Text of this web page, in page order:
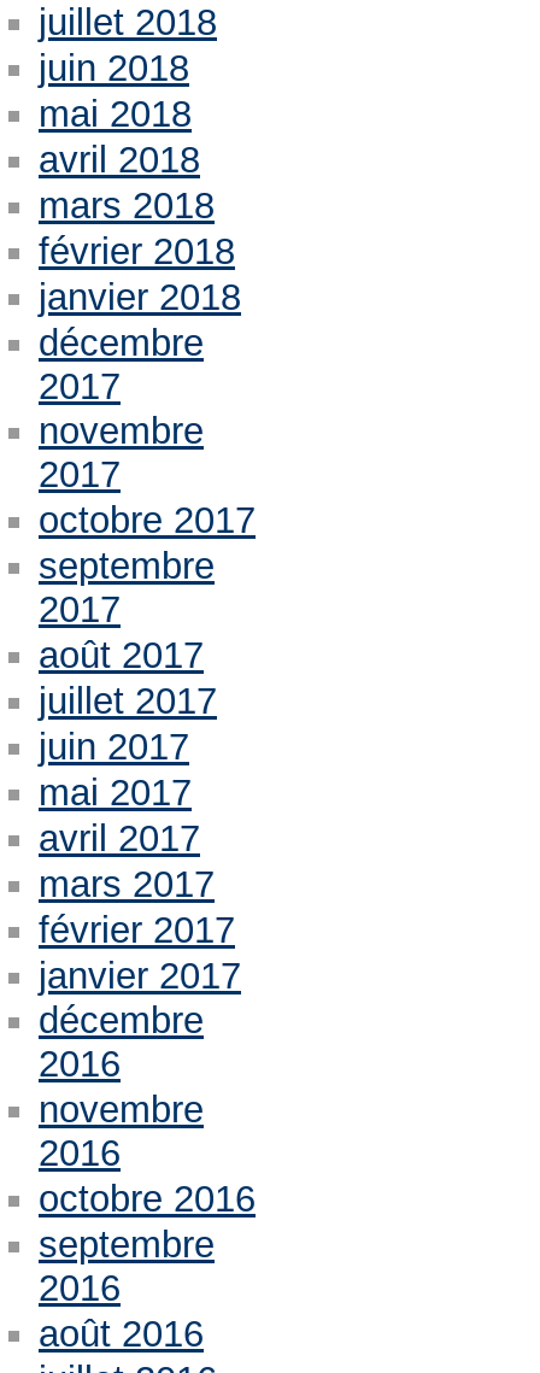
juillet 2018
juin 2018
mai 2018
avril 2018
mars 2018
février 2018
janvier 2018
décembre
2017
novembre
2017
octobre 2017
septembre
2017
août 2017
juillet 2017
juin 2017
mai 2017
avril 2017
mars 2017
février 2017
janvier 2017
décembre
2016
novembre
2016
octobre 2016
septembre
2016
août 2016